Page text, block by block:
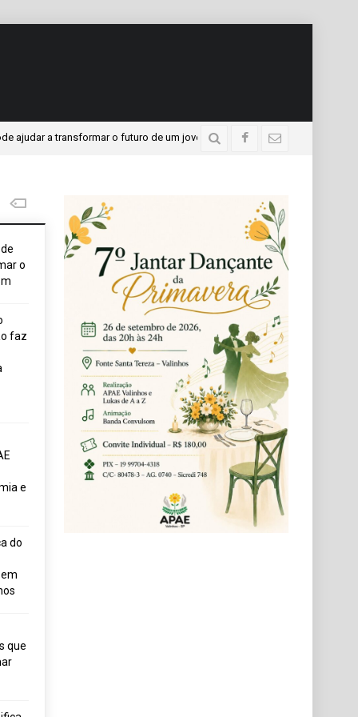
transformar o futuro de um jovem 3 dias atrás APAE presente
o
faz
e
do
que